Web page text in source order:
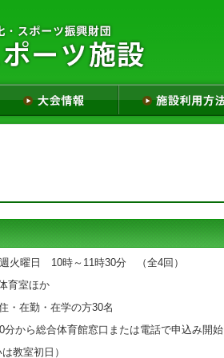
曜日 10時～11時30分 （全4回）
室ほか
在勤・在学の方30名
ら総合体育館窓口または電話で申込み開始
教室初日）